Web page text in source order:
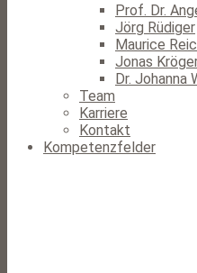
Prof. Dr.
Jörg Rüdiger
Maurice
Jonas
Dr. Johanna
Team
Karriere
Kontakt
Kompetenzfelder